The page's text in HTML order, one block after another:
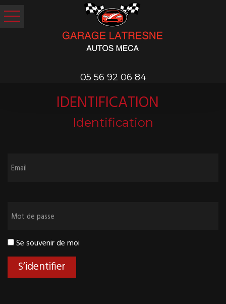
05 56 92 06 84
IDENTIFICATION
Identification
Email
Mot de passe
Se souvenir de moi